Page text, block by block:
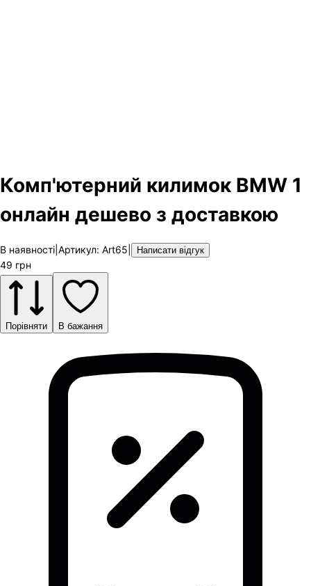
Комп'ютерний килимок BMW 1
онлайн дешево з доставкою
В наявності Артикул: Art65 Написати відгук
49 грн
Порівняти В бажання